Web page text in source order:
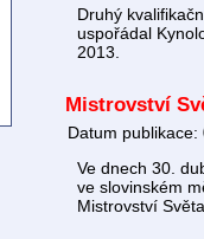
Druhý
uspořádal
2013.
Mistrovství
Datum publikace:
Ve dnech 30.
ve slovinském
Mistrovství